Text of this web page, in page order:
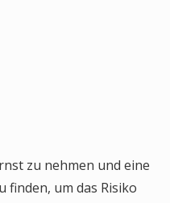
zu nehmen und eine
finden, um das Risiko